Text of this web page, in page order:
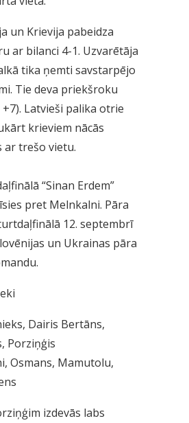
un Krievija pabeidza
ar bilanci 4-1. Uzvarētāja
tika ņemti savstarpējo
Tie deva priekšroku
Latvieši palika otrie
krieviem nācās
ar trešo vietu.
“Sinan Erdem”
pret Melnkalni. Pāra
12. septembrī
un Ukrainas pāra
Dairis Bertāns,
Porziņģis
Osmans, Mamutolu,
izdevās labs